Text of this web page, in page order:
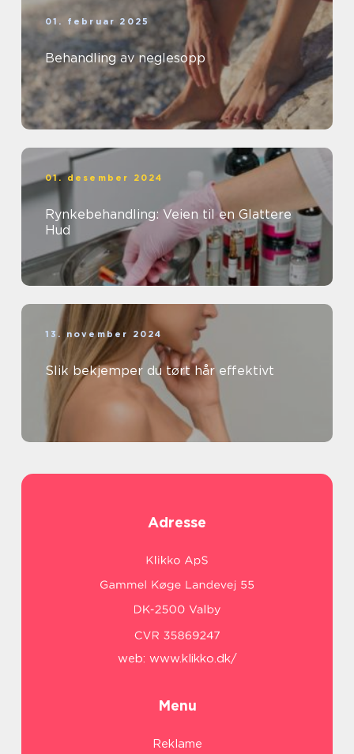
01. februar 2025
Behandling av neglesopp
01. desember 2024
Rynkebehandling: Veien til en Glattere
Hud
13. november 2024
Slik bekjemper du tørt hår effektivt
Adresse
web: www.klikko.dk/
Menu
Reklame